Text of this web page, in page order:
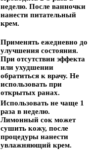
неделю. После ванночки
нанести питательный
крем.
Применять ежедневно до
улучшения состояния.
При отсутствии эффекта
или ухудшении
обратиться к врачу. Не
использовать при
открытых ранах.
Использовать не чаще 1
раза в неделю.
Лимонный сок может
сушить кожу, после
процедуры нанести
увлажняющий крем.